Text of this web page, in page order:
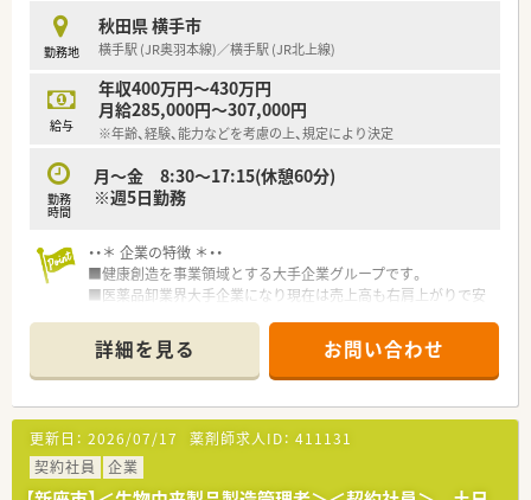
勤務地
秋田県 横手市
横手駅 (JR奥羽本線)／横手駅 (JR北上線)
給与
年収400万円～430万円
月給285,000円～307,000円
※年齢、経験、能力などを考慮の上、規定により決定
勤務
時間
月～金 8:30～17:15(休憩60分)
※週5日勤務
・・＊ 企業の特徴 ＊・・
■健康創造を事業領域とする大手企業グループです。
■医薬品卸業界大手企業になり現在は売上高も右肩上がりで安
■東証プライム上場 売上高2兆円以上を誇る医薬品専門商社で
す。
■医療現場に密着し、MS(営業)や管理薬剤師や配送者など幅広
い人が活躍しています。
・・＊ こんなお仕事です ＊・・
■管理薬剤師として薬事関連業務、品質管理業務、PMS(製造販売
後調査)、DI業務(医薬品情報管理)をお任せいたします。
詳細を見る お問い合わせ
更新日： 2026/07/17 薬剤師求人ID： 411131
契約社員
企業